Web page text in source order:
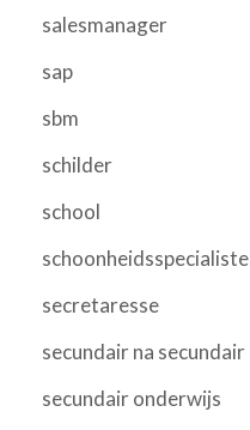
salesmanager
sap
sbm
schilder
school
schoonheidsspecialiste
secretaresse
secundair na secundair
secundair onderwijs